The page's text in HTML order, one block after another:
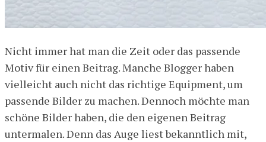
Nicht immer hat man die Zeit oder das passende
Motiv für einen Beitrag. Manche Blogger haben
vielleicht auch nicht das richtige Equipment, um
passende Bilder zu machen. Dennoch möchte man
schöne Bilder haben, die den eigenen Beitrag
untermalen. Denn das Auge liest bekanntlich mit,